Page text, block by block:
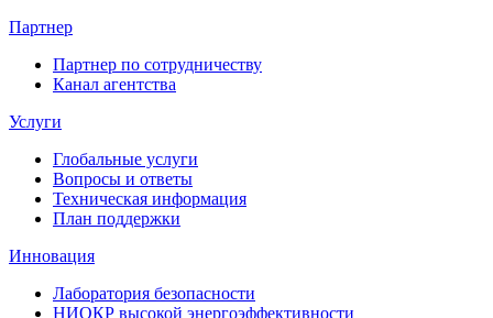
Партнер
Партнер по сотрудничеству
Канал агентства
Услуги
Глобальные услуги
Вопросы и ответы
Техническая информация
План поддержки
Инновация
Лаборатория безопасности
НИОКР высокой энергоэффективности